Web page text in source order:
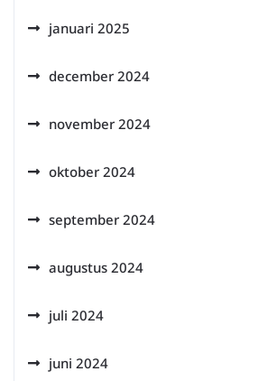
januari 2025
december 2024
november 2024
oktober 2024
september 2024
augustus 2024
juli 2024
juni 2024